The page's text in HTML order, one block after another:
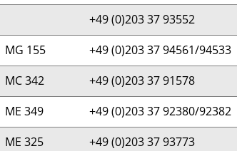
+49 (0)203 37 93552
MG 155 +49 (0)203 37 94561/94533
MC 342 +49 (0)203 37 91578
ME 349 +49 (0)203 37 92380/92382
ME 325 +49 (0)203 37 93773